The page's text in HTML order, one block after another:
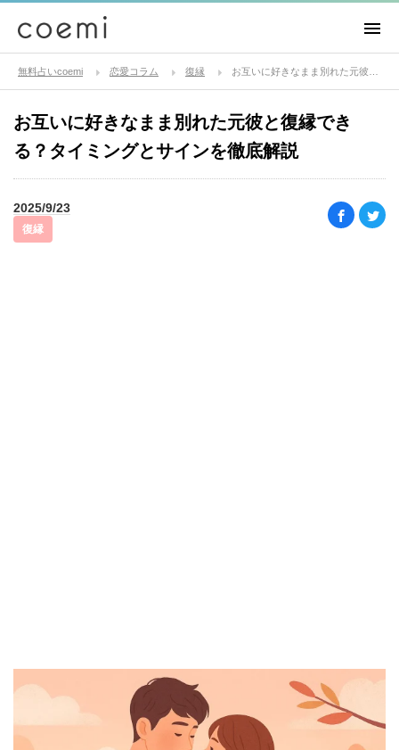
無料占いcoemi 恋愛コラム 復縁
お互いに好きなまま別れた元彼と復縁でき
る？タイミングとサインを徹底解説
2025/9/23
復縁